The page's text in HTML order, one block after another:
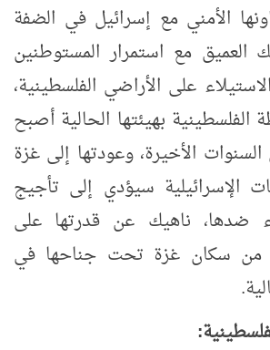
الأمني مع إسرائيل في الضفة
العميق مع استمرار المستوطنين
على الأراضي الفلسطينية،
الفلسطينية بهيئتها الحالية أصبح
الأخيرة، وعودتها إلى غزة
الإسرائيلية سيؤدي إلى تأجيج
ضدها، ناهيك عن قدرتها على
من سكان غزة تحت جناحها في